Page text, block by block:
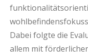
Dabei folgte die
allem mit